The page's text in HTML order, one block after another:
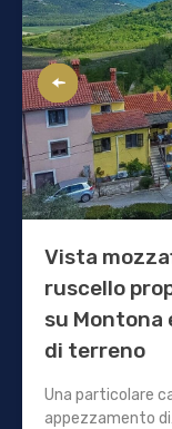
Vista
ruscello
su Montona
di terreno
Una particolare
appezzamento